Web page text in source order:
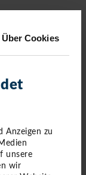
Über Cookies
Anzeigen zu
unsere
wir